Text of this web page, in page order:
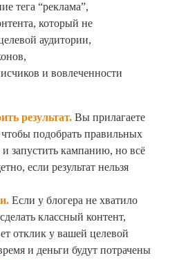
тега “реклама”,
который не
аудитории,
и вовлеченности
результат. Вы прилагаете
подобрать правильных
запустить кампанию, но всё
если результат нельзя
Если у блогера не хватило
классный контент,
отклик у вашей целевой
и деньги будут потрачены